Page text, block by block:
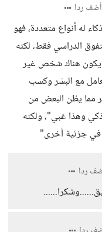
أضف ردا
له أنواع متعددة، فهو
الدراسي فقط، لكنه
يكون هناك شخص غير
مع البشر وكسب
مما يظن البعض من
وهذا غبي"، ولكنه
جزئية أخرى"
ردا